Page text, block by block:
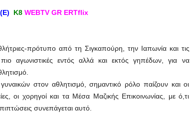
Κ8 WEBTV GR ERTflix
πρότυπο από τη Σιγκαπούρη, την Ιαπωνία και τις
πιο αγωνιστικές εντός αλλά και εκτός γηπέδων, για να
στον αθλητισμό, σημαντικό ρόλο παίζουν και οι
οι χορηγοί και τα Μέσα Μαζικής Επικοινωνίας, με ό,τι
συνεπάγεται αυτό.